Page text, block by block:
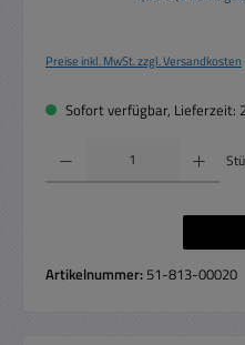
Preise inkl. MwSt. zzgl. Versandkosten
Sofort verfügbar, Lieferzeit:
Produkt Anzahl: Gib den
Artikelnummer: 51-813-00020